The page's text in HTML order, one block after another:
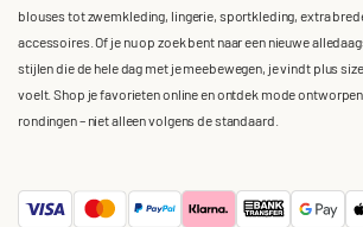
blouses tot zwemkleding, lingerie, sportkleding, extra
accessoires. Of je nu op zoek bent naar een nieuwe
stijlen die de hele dag met je meebewegen, je vindt plus
voelt. Shop je favorieten online en ontdek mode
rondingen – niet alleen volgens de standaard.